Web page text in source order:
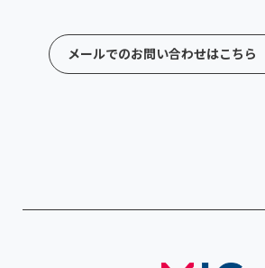
メールでのお問い合わせはこちら